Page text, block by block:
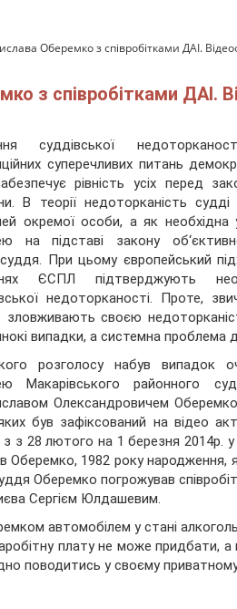
Оберемко з співробітками ДАІ.
з співробітками ДАІ.
суддівської
суперечливих питань
рівність усіх перед
В теорії недоторканість
окремої особи, а як необхідна
на підставі закону
При цьому європейський
ЄСПЛ підтверджують
недоторканості. Проте,
зловживають своєю
випадки, а системна проблема
розголосу набув випадок
Макарівського районного
Олександровичем
був зафіксований на відео
з 28 лютого на 1 березня 2014р. у
Оберемко, 1982 року народження,
Оберемко погрожував
Сергієм Юлдашевим.
автомобілем у стані
плату не може придбати,
поводитись у своєму